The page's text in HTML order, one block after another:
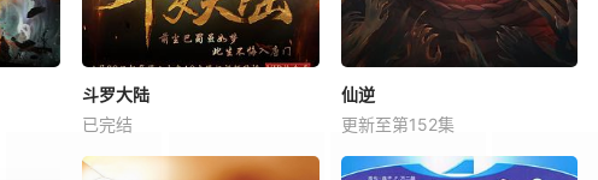
斗罗大陆
已完结
仙逆
更新至第152集